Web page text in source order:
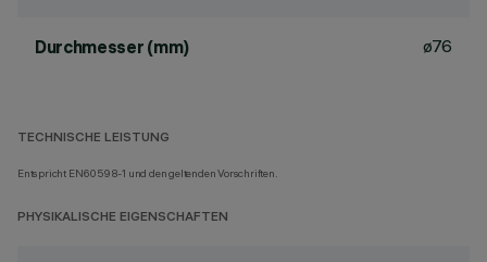
Durchmesser (mm) ø76
TECHNISCHE LEISTUNG
Entspricht EN60598-1 und den geltenden Vorschriften.
PHYSIKALISCHE EIGENSCHAFTEN